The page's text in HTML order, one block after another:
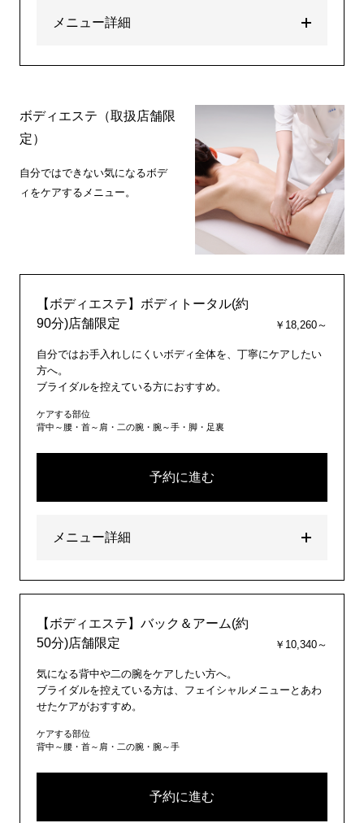
メニュー詳細
ボディエステ（取扱店舗限
定）
自分ではできない気になるボデ
ィをケアするメニュー。
【ボディエステ】ボディトータル(約
90分)店舗限定
￥18,260～
自分ではお手入れしにくいボディ全体を、丁寧にケアしたい
方へ。
ブライダルを控えている方におすすめ。
ケアする部位
背中～腰・首～肩・二の腕・腕～手・脚・足裏
予約に進む
メニュー詳細
【ボディエステ】バック＆アーム(約
50分)店舗限定
￥10,340～
気になる背中や二の腕をケアしたい方へ。
ブライダルを控えている方は、フェイシャルメニューとあわ
せたケアがおすすめ。
ケアする部位
背中～腰・首～肩・二の腕・腕～手
予約に進む